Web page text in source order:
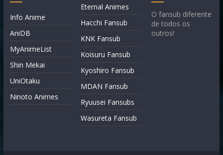
Info Anime
AniDB
MyAnimeList
Shin Mekai
UniOtaku
Ninoto Animes
Eternal Animes
Hacchi Fansub
KNK Fansub
Koisuru Fansub
Kyoshiro Fansub
MDAN Fansub
Ryuusei Fansubs
Wasureta Fansub
O fansub diferente
de todos os
outros!